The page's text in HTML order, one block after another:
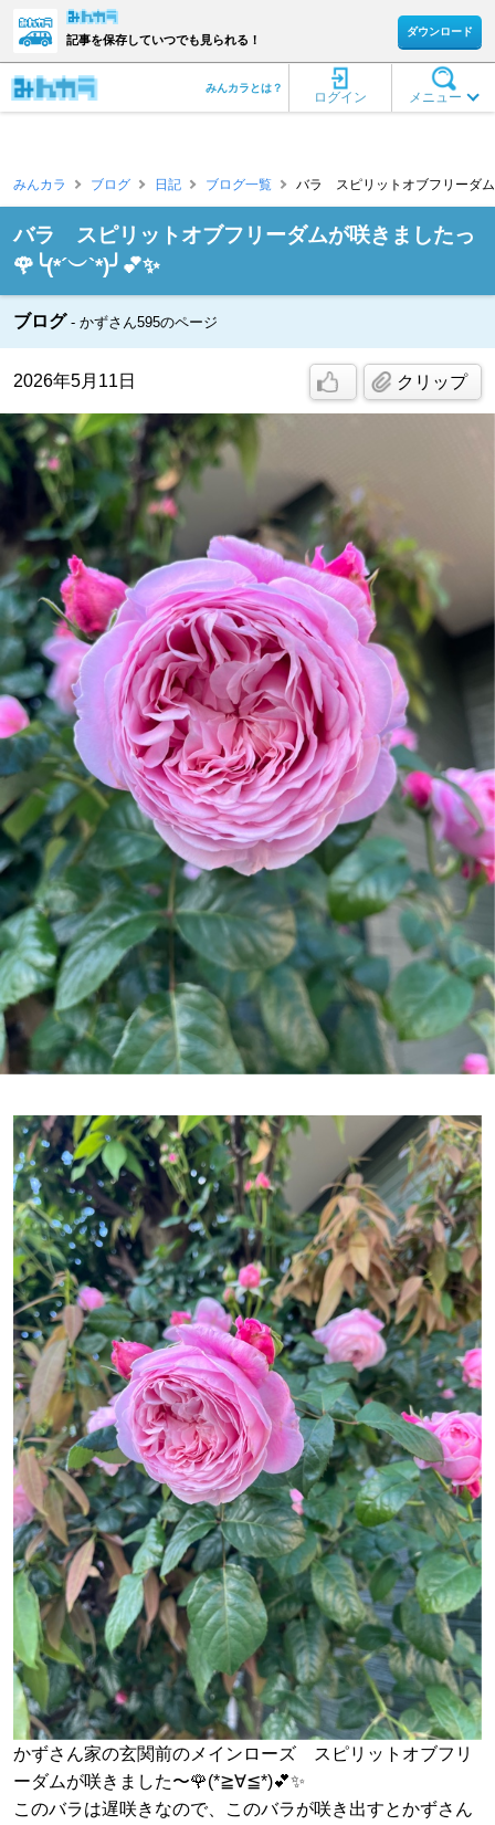
記事を保存していつでも見られる！
ダウンロード
メニュー
ログイン
みんカラとは？
みんカラ ブログ 日記 ブログ一覧 バラ スピリットオブフリーダム
バラ スピリットオブフリーダムが咲きましたっ
🌹╰(*´︶`*)╯💕✨
ブログ かずさん595のページ
2026年5月11日 クリップ
かずさん家の玄関前のメインローズ スピリットオブフリ
ーダムが咲きました〜🌹(*≧∀≦*)💕✨
このバラは遅咲きなので、このバラが咲き出すとかずさん